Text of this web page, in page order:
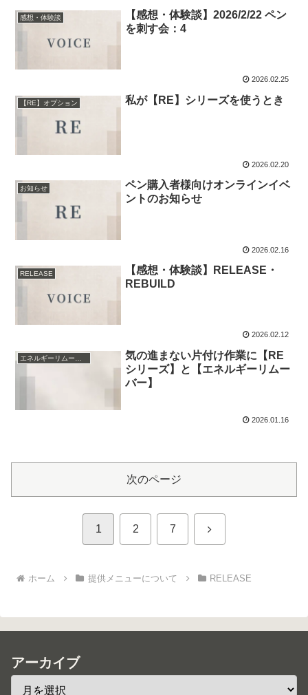
感想・体験談
【感想・体験談】2026/2/22 ペン
を刺す会：4
2026.02.25
【RE】オプション 私が【RE】シリーズを使うとき
2026.02.20
お知らせ
ペン購入者様向けオンラインイベ
ントのお知らせ
2026.02.16
RELEASE
【感想・体験談】RELEASE・
REBUILD
2026.02.12
エネルギーリムーバー
気の進まない片付け作業に【RE
シリーズ】と【エネルギーリムー
バー】
2026.01.16
次のページ
1 2 7 次
ホーム 提供メニューについて RELEASE
アーカイブ